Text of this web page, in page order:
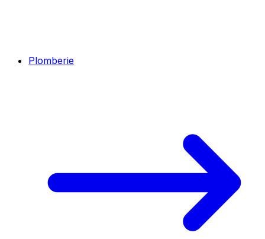
Plomberie